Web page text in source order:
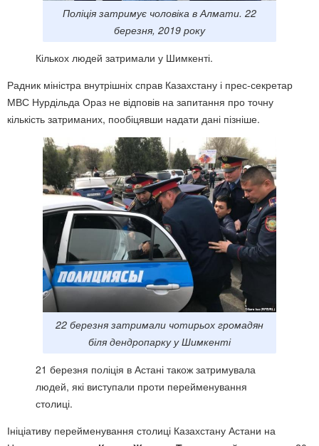
Поліція затримує чоловіка в Алмати. 22
березня, 2019 року
Кількох людей затримали у Шимкенті.
Радник міністра внутрішніх справ Казахстану і прес-секретар
МВС Нурдільда Ораз не відповів на запитання про точну
кількість затриманих, пообіцявши надати дані пізніше.
22 березня затримали чотирьох громадян
біля дендропарку у Шимкенті
21 березня поліція в Астані також затримувала
людей, які виступали проти перейменування
столиці.
Ініціативу перейменування столиці Казахстану Астани на